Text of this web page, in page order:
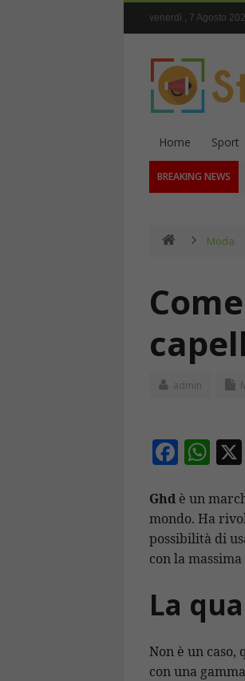
venerdì , 7 Agosto
Home Sport
BREAKING NEWS
Moda
admin
F
e
b
o
k
W
at
s
A
p
Ghd è un
mondo. Ha
possibilità di
con la
La
Non è un caso,
con una